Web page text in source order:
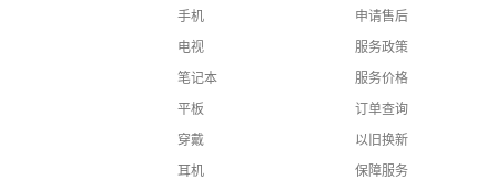
手机
电视
笔记本
平板
穿戴
耳机
申请售后
服务政策
服务价格
订单查询
以旧换新
保障服务